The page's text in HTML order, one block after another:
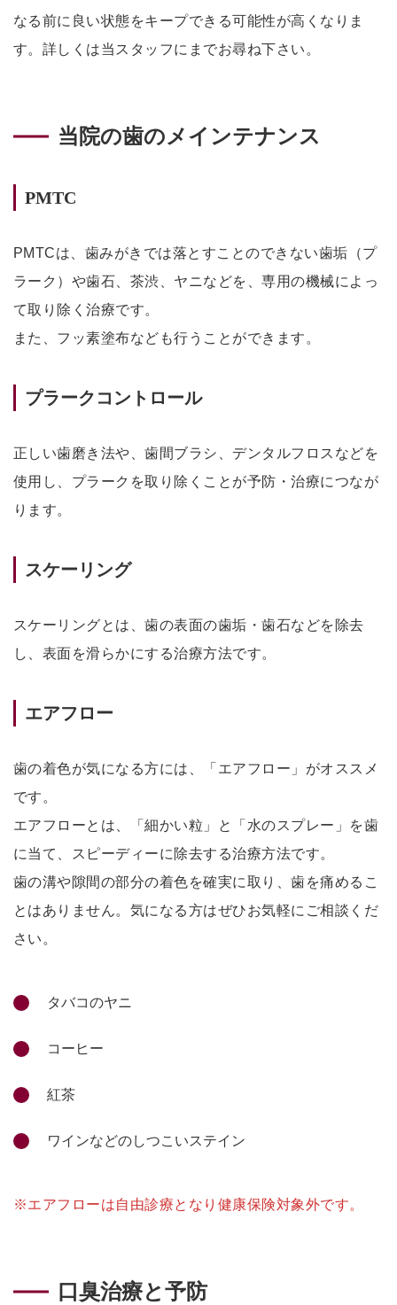
なる前に良い状態をキープできる可能性が高くなりま
す。詳しくは当スタッフにまでお尋ね下さい。
当院の歯のメインテナンス
PMTC
PMTCは、歯みがきでは落とすことのできない歯垢（プ
ラーク）や歯石、茶渋、ヤニなどを、専用の機械によっ
て取り除く治療です。
また、フッ素塗布なども行うことができます。
プラークコントロール
正しい歯磨き法や、歯間ブラシ、デンタルフロスなどを
使用し、プラークを取り除くことが予防・治療につなが
ります。
スケーリング
スケーリングとは、歯の表面の歯垢・歯石などを除去
し、表面を滑らかにする治療方法です。
エアフロー
歯の着色が気になる方には、「エアフロー」がオススメ
です。
エアフローとは、「細かい粒」と「水のスプレー」を歯
に当て、スピーディーに除去する治療方法です。
歯の溝や隙間の部分の着色を確実に取り、歯を痛めるこ
とはありません。気になる方はぜひお気軽にご相談くだ
さい。
タバコのヤニ
コーヒー
紅茶
ワインなどのしつこいステイン
※エアフローは自由診療となり健康保険対象外です。
口臭治療と予防